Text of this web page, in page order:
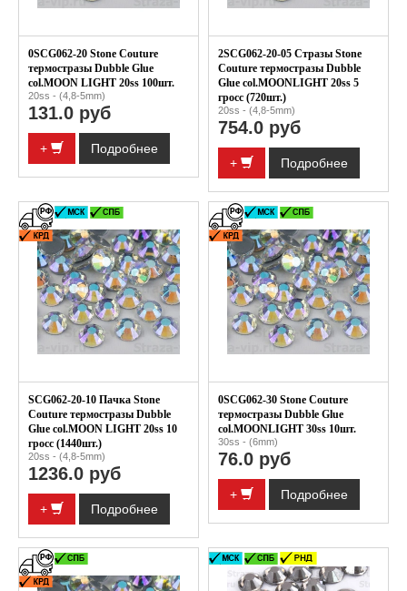
0SCG062-20 Stone Couture
термостразы Dubble Glue
col.MOON LIGHT 20ss 100шт.
20ss - (4,8-5mm)
131.0 руб
+ Подробнее
2SCG062-20-05 Стразы Stone
Couture термостразы Dubble
Glue col.MOONLIGHT 20ss 5
гросс (720шт.)
20ss - (4,8-5mm)
754.0 руб
+ Подробнее
SCG062-20-10 Пачка Stone
Couture термостразы Dubble
Glue col.MOON LIGHT 20ss 10
гросс (1440шт.)
20ss - (4,8-5mm)
1236.0 руб
+ Подробнее
0SCG062-30 Stone Couture
термостразы Dubble Glue
col.MOONLIGHT 30ss 10шт.
30ss - (6mm)
76.0 руб
+ Подробнее